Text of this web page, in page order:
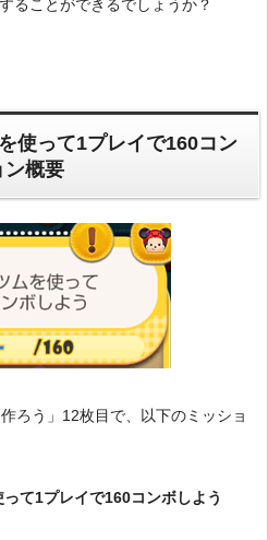
ることができるでしょうか？
使って1プレイで160コン
ン概要
ろう」12枚目で、以下のミッショ
て1プレイで160コンボしよう